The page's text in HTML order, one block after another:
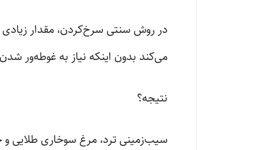
در روش سنتی سرخ‌کردن، مقدار زیادی
می‌کند بدون اینکه نیاز به غوطه‌ور
نتیجه؟
سیب‌زمینی ترد، مرغ سوخاری طلایی